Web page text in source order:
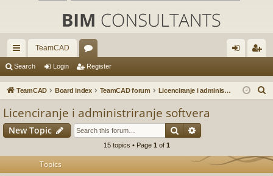
ui
ck
TeamCAD
or
u in ist
Search Login Register
TeamCAD Board index TeamCAD forum Licenciranje i administriranje softvera
h
Licenciranje i administriranje softvera
New Topic Search
15 topics • Page 1 of 1
Topics